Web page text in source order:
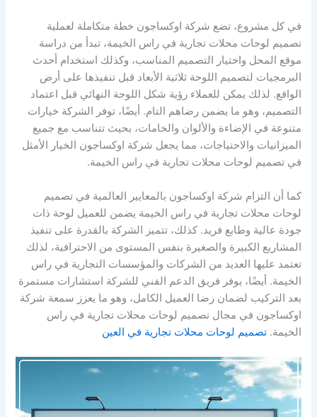
في كل مشروع، تضع شركة اوكساجون خطة متكاملة لعملية
تصميم لوحات محلات تجارية في راس الخيمة، تبدأ من دراسة
موقع المحل واختيار التصميم المناسب، وكذلك استخدام أحدث
البرمجيات لتصميم اللوحة ثلاثية الأبعاد قبل تنفيذها على أرض
الواقع. لذلك يمكن للعملاء رؤية شكل اللوحة النهائي قبل اعتماد
التصميم، وهو ما يضمن رضاهم التام. أيضًا، توفر الشركة خيارات
متنوعة في الإضاءة والألوان والخامات، بحيث تتناسب مع جميع
الميزانيات والاحتياجات، مما يجعل شركة اوكساجون الخيار الأمثل
في تصميم لوحات محلات تجارية في راس الخيمة.
كما أن التزام شركة اوكساجون بالمعايير العالمية في تصميم
لوحات محلات تجارية في راس الخيمة يضمن للعميل لوحة ذات
جودة عالية وطابع فريد. كذلك، تتميز الشركة بالقدرة على تنفيذ
المشاريع الكبيرة والصغيرة بنفس المستوى من الاحترافية، لذلك
تعتمد عليها العديد من الشركات والمؤسسات التجارية في راس
الخيمة. أيضًا، يوفر فريق الدعم الفني للشركة استشارات مستمرة
بعد التركيب لضمان رضا العميل الكامل، وهو ما يعزز سمعة شركة
اوكساجون في مجال تصميم لوحات محلات تجارية في راس
الخيمة.تصميم لوحات محلات تجارية في العين